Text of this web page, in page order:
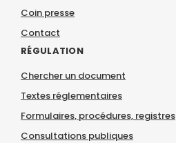
Coin presse
Contact
RÉGULATION
Chercher un document
Textes réglementaires
Formulaires, procédures, registres
Consultations publiques